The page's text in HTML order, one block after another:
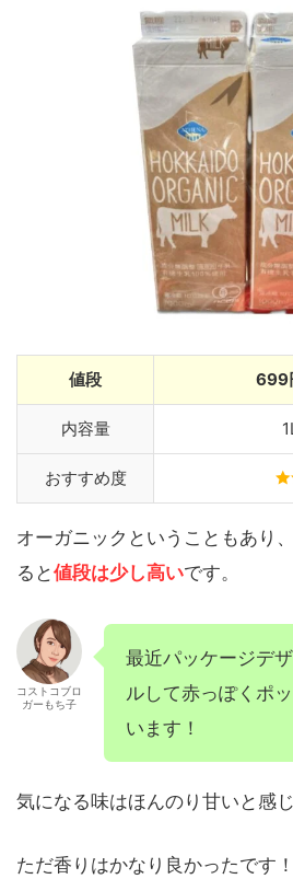
値段 699
内容量
おすすめ度
オーガニックということもあり
ると値段は少し高いです。
コストコブロ
ガーもち子
最近パッケージデ
ルして赤っぽくポ
います！
気になる味はほんのり甘いと感
ただ香りはかなり良かったです！